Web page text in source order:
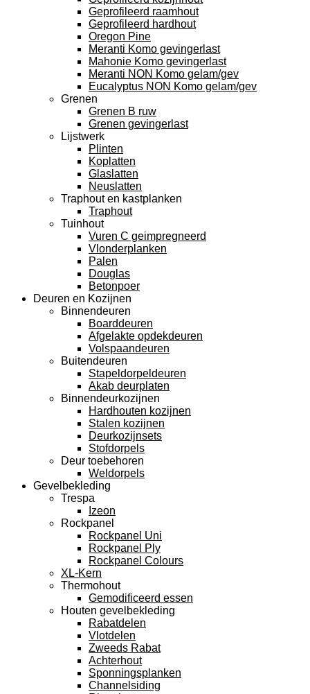
Geprofileerd raamhout
Geprofileerd hardhout
Oregon Pine
Meranti Komo gevingerlast
Mahonie Komo gevingerlast
Meranti NON Komo gelam/gev
Eucalyptus NON Komo gelam/gev
Grenen
Grenen B ruw
Grenen gevingerlast
Lijstwerk
Plinten
Koplatten
Glaslatten
Neuslatten
Traphout en kastplanken
Traphout
Tuinhout
Vuren C geimpregneerd
Vlonderplanken
Palen
Douglas
Betonpoer
Deuren en Kozijnen
Binnendeuren
Boarddeuren
Afgelakte opdekdeuren
Volspaandeuren
Buitendeuren
Stapeldorpeldeuren
Akab deurplaten
Binnendeurkozijnen
Hardhouten kozijnen
Stalen kozijnen
Deurkozijnsets
Stofdorpels
Deur toebehoren
Weldorpels
Gevelbekleding
Trespa
Izeon
Rockpanel
Rockpanel Uni
Rockpanel Ply
Rockpanel Colours
XL-Kern
Thermohout
Gemodificeerd essen
Houten gevelbekleding
Rabatdelen
Vlotdelen
Zweeds Rabat
Achterhout
Sponningsplanken
Channelsiding